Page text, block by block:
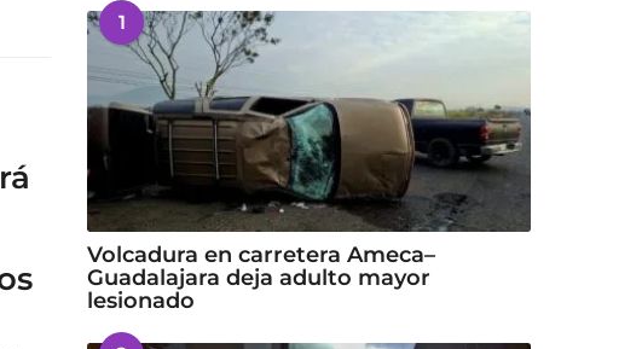
1
Volcadura en carretera Ameca–
Guadalajara deja adulto mayor
lesionado